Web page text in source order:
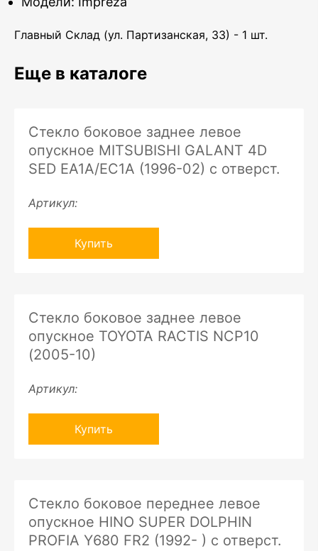
Главный Склад (ул. Партизанская, 33) - 1 шт.
Еще в каталоге
Стекло боковое заднее левое
опускное MITSUBISHI GALANT 4D
SED EA1A/EC1A (1996-02) с отверст.
Артикул:
Купить
Стекло боковое заднее левое
опускное TOYOTA RACTIS NCP10
(2005-10)
Артикул:
Купить
Стекло боковое переднее левое
опускное HINO SUPER DOLPHIN
PROFIA Y680 FR2 (1992- ) с отверст.